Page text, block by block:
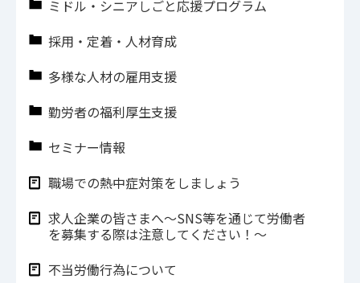
ミドル・シニアしごと応援プログラム
採用・定着・人材育成
多様な人材の雇用支援
勤労者の福利厚生支援
セミナー情報
職場での熱中症対策をしましょう
求人企業の皆さまへ～SNS等を通じて労働者
を募集する際は注意してください！～
不当労働行為について